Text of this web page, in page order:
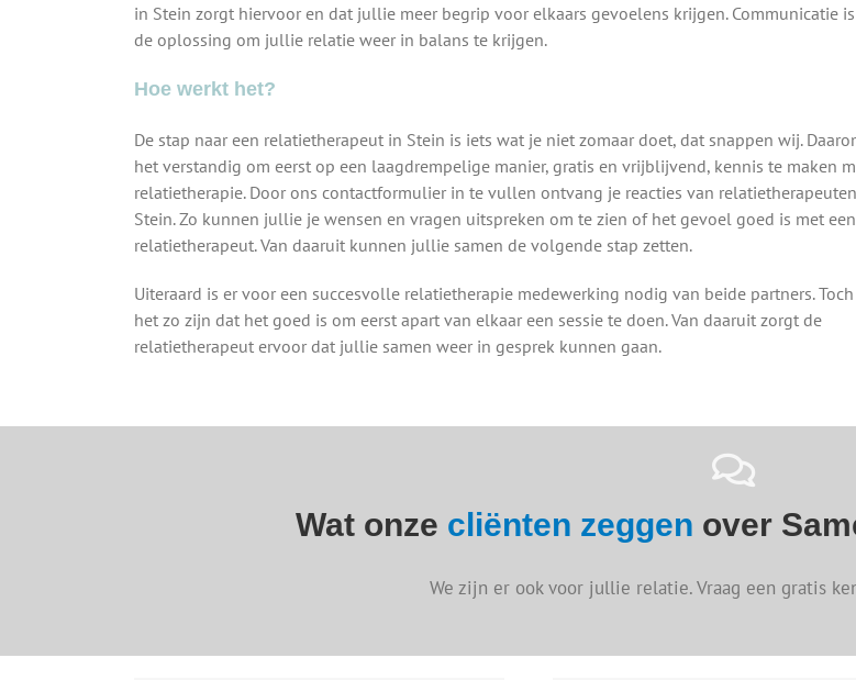
in Stein zorgt hiervoor en dat jullie meer begrip voor elkaars gevoelens krijgen. Communicatie
de oplossing om jullie relatie weer in balans te krijgen.
Hoe werkt het?
De stap naar een relatietherapeut in Stein is iets wat je niet zomaar doet, dat snappen wij.
het verstandig om eerst op een laagdrempelige manier, gratis en vrijblijvend, kennis te maken
relatietherapie. Door ons contactformulier in te vullen ontvang je reacties van
Stein. Zo kunnen jullie je wensen en vragen uitspreken om te zien of het gevoel goed is met een
relatietherapeut. Van daaruit kunnen jullie samen de volgende stap zetten.
Uiteraard is er voor een succesvolle relatietherapie medewerking nodig van beide partners.
het zo zijn dat het goed is om eerst apart van elkaar een sessie te doen. Van daaruit zorgt de
relatietherapeut ervoor dat jullie samen weer in gesprek kunnen gaan.
Wat onze cliënten zeggen over
We zijn er ook voor jullie relatie. Vraag een gratis